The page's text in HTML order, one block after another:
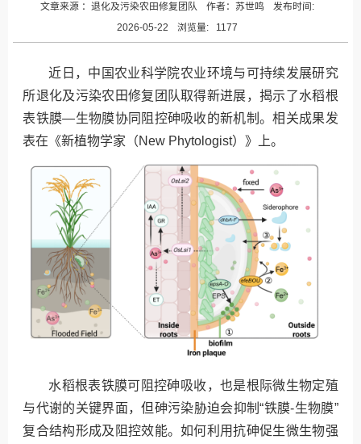
文章来源 ： 退化及污染农田修复团队 作者： 苏世鸣
发布时间:
2026-05-22
浏览量: 1177
近日，中国农业科学院农业环境与可持续发展研究
所退化及污染农田修复团队取得新进展，揭示了水稻根
表铁膜—生物膜协同阻控砷吸收的新机制。相关成果发
表在《新植物学家（New Phytologist）》上。
水稻根表铁膜可阻控砷吸收，也是根际微生物定殖
与代谢的关键界面，但砷污染胁迫会抑制“铁膜-生物膜”
复合结构形成及阻控效能。如何利用抗砷促生微生物强